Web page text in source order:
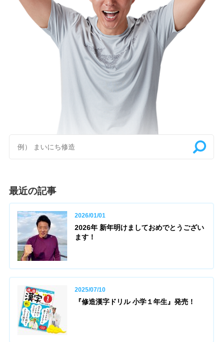
最近の記事
2026/01/01
2026年 新年明けましておめでとうござい
ます！
2025/07/10
『修造漢字ドリル 小学１年生』発売！